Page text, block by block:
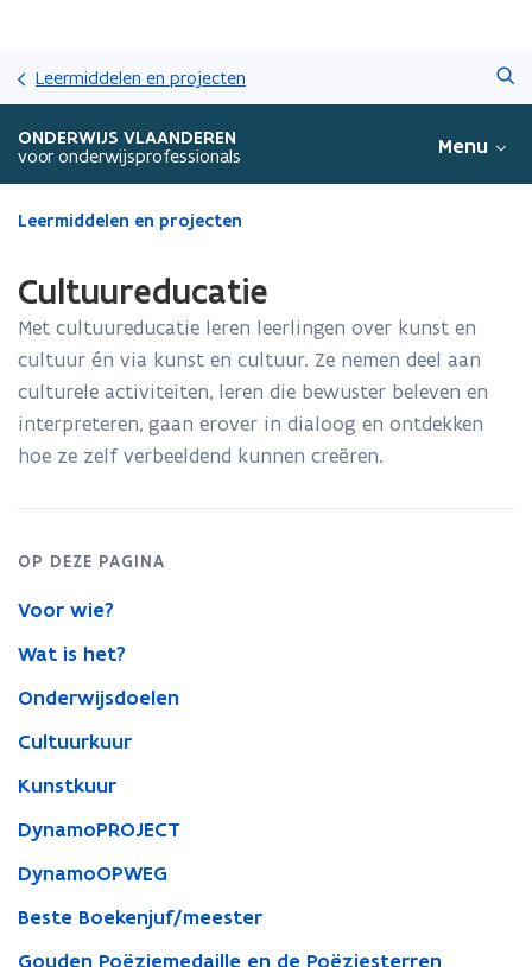
Leermiddelen en projecten
ONDERWIJS VLAANDEREN
voor onderwijsprofessionals Menu
Gedaan
bevindt
op:
Cultuureducatie
Leermiddelen en projecten
Cultuureducatie
Met cultuureducatie leren leerlingen over kunst en
cultuur én via kunst en cultuur. Ze nemen deel aan
culturele activiteiten, leren die bewuster beleven en
interpreteren, gaan erover in dialoog en ontdekken
hoe ze zelf verbeeldend kunnen creëren.
OP DEZE PAGINA
Voor wie?
Wat is het?
Onderwijsdoelen
Cultuurkuur
Kunstkuur
DynamoPROJECT
DynamoOPWEG
Beste Boekenjuf/meester
Gouden Poëziemedaille en de Poëziesterren